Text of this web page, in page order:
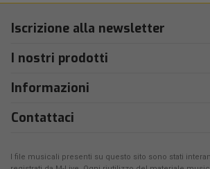
Iscrizione alla newsletter
I nostri prodotti
Informazioni
Contattaci
I file musicali presenti su questo sito sono stati